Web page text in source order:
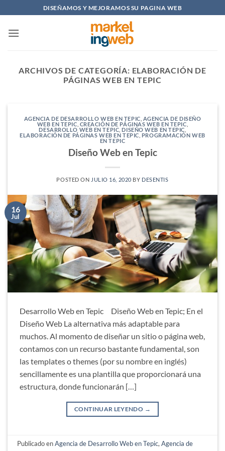
al
contenido
DISEÑAMOS Y MEJORAMOS SU PAGINA WEB
ARCHIVOS DE CATEGORÍA: ELABORACIÓN DE
PÁGINAS WEB EN TEPIC
AGENCIA DE DESARROLLO WEB EN TEPIC AGENCIA DE DISEÑO
WEB EN TEPIC CREACIÓN DE PÁGINAS WEB EN TEPIC
DESARROLLO WEB EN TEPIC ,DISEÑO WEB EN TEPIC
ELABORACIÓN DE PÁGINAS WEB EN TEPIC PROGRAMACIÓN WEB
EN TEPIC
Diseño Web en Tepic
POSTED ON JULIO 16, 2020 BY DESENTIS
16
Jul
Desarrollo Web en Tepic Diseño Web en Tepic; En el
Diseño Web La alternativa más adaptable para
muchos. Al momento de diseñar un sitio o página web,
contamos con un recurso bastante fundamental, son
las templates o themes (por su nombre en inglés)
sencillamente es una plantilla que proporcionará una
estructura, donde funcionarán […]
CONTINUAR LEYENDO →
Publicado enAgencia de Desarrollo Web en Tepic,Agencia de